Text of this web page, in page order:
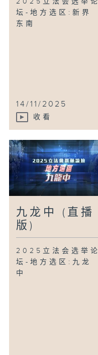
2025立法会选举论
坛-地方选区:新界
东南
14/11/2025
收看
九龙中 (直播
版)
2025立法会选举论
坛-地方选区:九龙
中